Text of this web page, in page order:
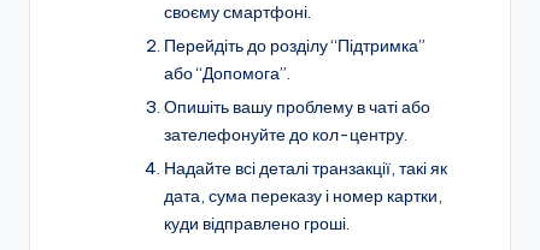
своєму смартфоні.
Перейдіть до розділу “Підтримка”
або “Допомога”.
Опишіть вашу проблему в чаті або
зателефонуйте до кол-центру.
Надайте всі деталі транзакції, такі як
дата, сума переказу і номер картки,
куди відправлено гроші.